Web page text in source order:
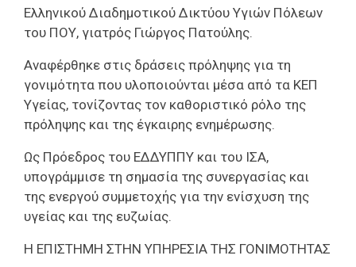
Ελληνικού Διαδημοτικού Δικτύου Υγιών Πόλεων
του ΠΟΥ, γιατρός Γιώργος Πατούλης.
Αναφέρθηκε στις δράσεις πρόληψης για τη
γονιμότητα που υλοποιούνται μέσα από τα ΚΕΠ
Υγείας, τονίζοντας τον καθοριστικό ρόλο της
πρόληψης και της έγκαιρης ενημέρωσης.
Ως Πρόεδρος του ΕΔΔΥΠΠΥ και του ΙΣΑ,
υπογράμμισε τη σημασία της συνεργασίας και
της ενεργού συμμετοχής για την ενίσχυση της
υγείας και της ευζωίας.
Η ΕΠΙΣΤΗΜΗ ΣΤΗΝ ΥΠΗΡΕΣΙΑ ΤΗΣ ΓΟΝΙΜΟΤΗΤΑΣ